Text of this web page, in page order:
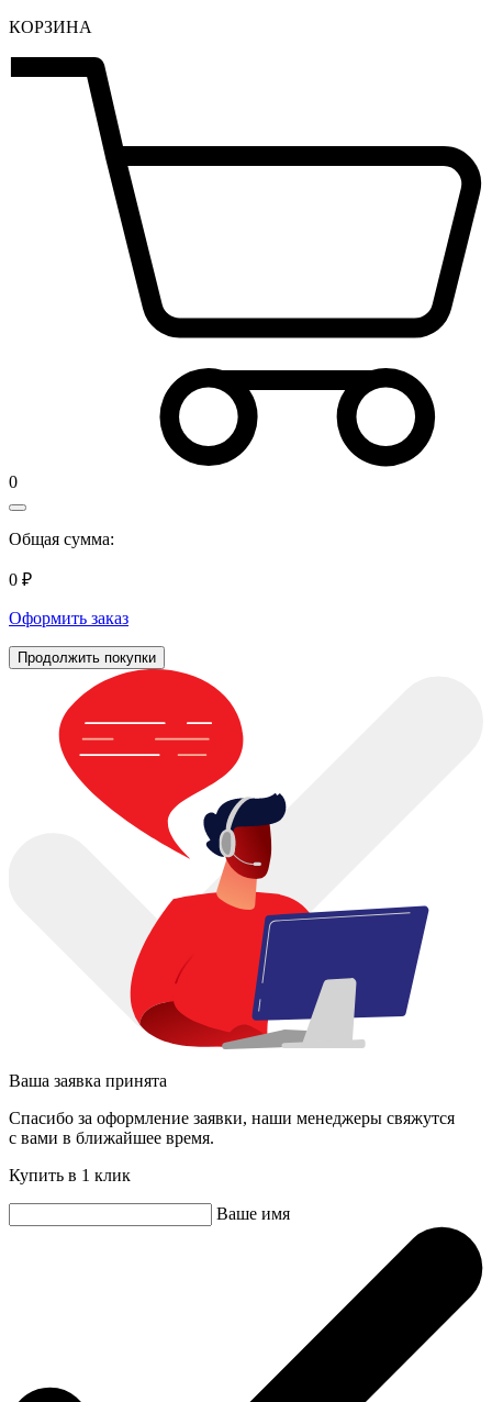
КОРЗИНА
0
Общая сумма:
0 ₽
Оформить заказ
Продолжить покупки
Ваша заявка принята
Спасибо за оформление заявки, наши менеджеры свяжутся
с вами в ближайшее время.
Купить в 1 клик
Ваше имя